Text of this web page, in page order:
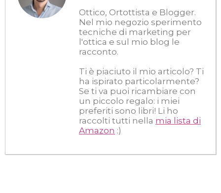
Ottico, Ortottista e Blogger.
Nel mio negozio sperimento
tecniche di marketing per
l'ottica e sul mio blog le
racconto.
Ti è piaciuto il mio articolo? Ti
ha ispirato particolarmente?
Se ti va puoi ricambiare con
un piccolo regalo: i miei
preferiti sono libri! Li ho
raccolti tutti nella mia lista di
Amazon :)